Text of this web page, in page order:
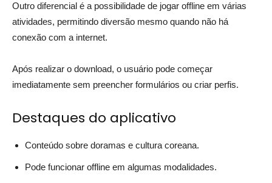
Outro diferencial é a possibilidade de jogar offline em várias
atividades, permitindo diversão mesmo quando não há
conexão com a internet.
Após realizar o download, o usuário pode começar
imediatamente sem preencher formulários ou criar perfis.
Destaques do aplicativo
Conteúdo sobre doramas e cultura coreana.
Pode funcionar offline em algumas modalidades.